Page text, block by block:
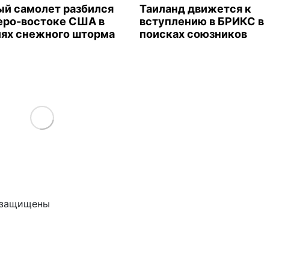
самолет разбился
востоке США в
снежного шторма
Таиланд движется к
вступлению в БРИКС в
поисках союзников
Load More